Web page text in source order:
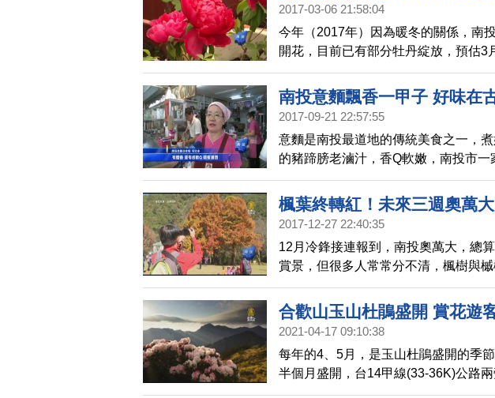
2017-03-06 21:58:04
今年（2017年）因為暖冬的關係，南
開花，目前已有部分牡丹綻放，預估3
南投意麵飄香一甲子 好味在
2017-09-21 22:57:55
意麵是南投最道地的傳統美食之一，
的豬蹄膀老滷汁，香Q軟嫩，南投市
著肉香，深受饕客喜愛。
楓葉終轉紅！未來三週奧萬
2017-12-27 22:40:35
12月冷鋒接連報到，南投奧萬大，總
賞景，但很多人常常分不清，楓樹與
竅，從外觀大致就能分辨出來。
合歡山玉山杜鵑盛開 賞花遊
2021-04-17 09:10:38
每年的4、5月，是玉山杜鵑盛開的季
半個月盛開，台14甲線(33-36K)公路
發，後續還有合歡東峰、主峰、石門